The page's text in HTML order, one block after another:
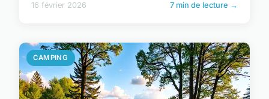
16 février 2026 7 min de lecture →
CAMPING